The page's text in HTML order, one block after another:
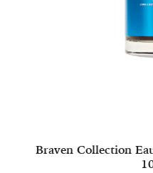
Braven Collection